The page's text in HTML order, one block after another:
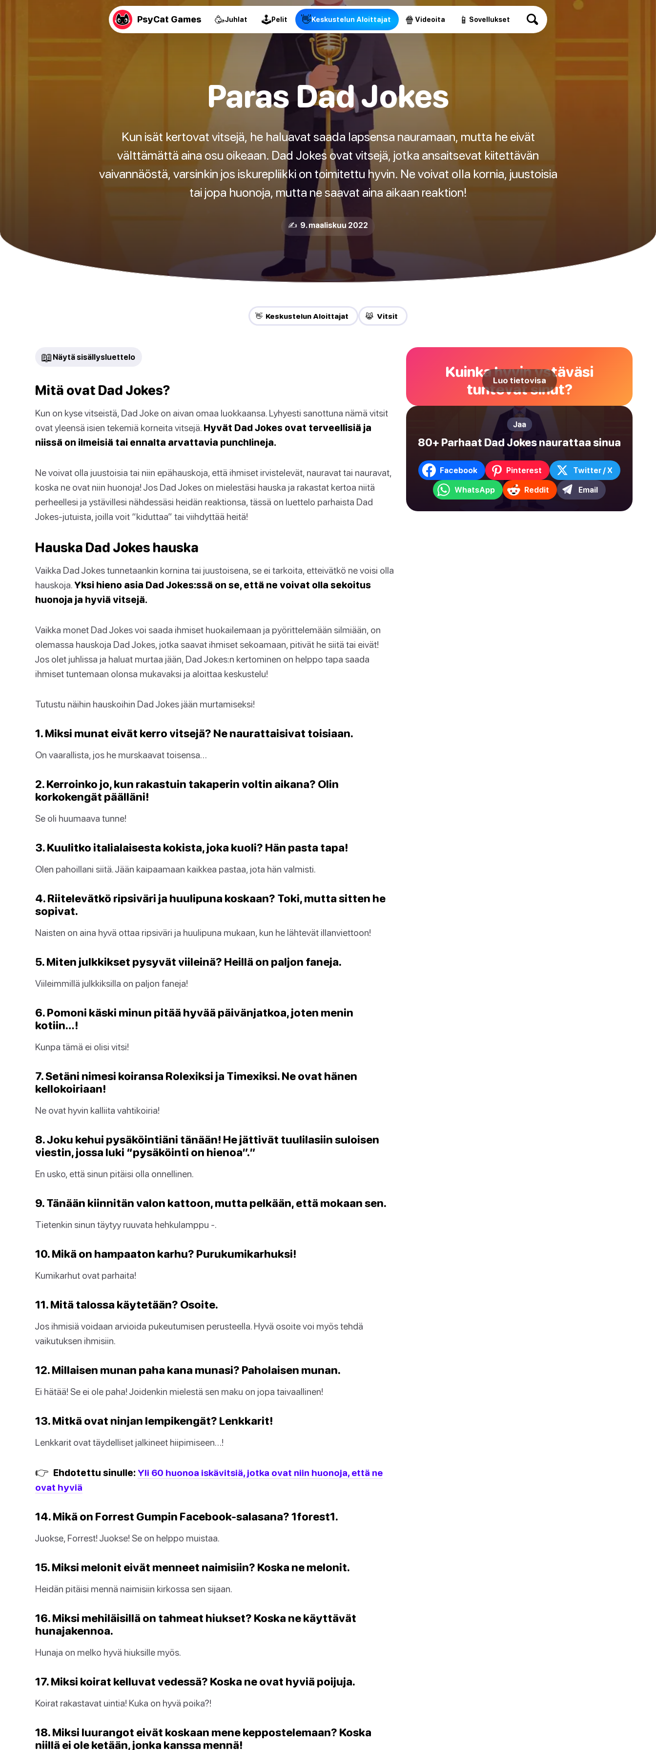
PsyCat Games 🥳Juhlat 🕹Pelit 👋Keskustelun Aloittajat 🍿 Videoita 📱 Sovellukset
Paras Dad Jokes
Kun isät kertovat vitsejä, he haluavat saada lapsensa nauramaan, mutta he eivät
välttämättä aina osu oikeaan. Dad Jokes ovat vitsejä, jotka ansaitsevat kiitettävän
vaivannäöstä, varsinkin jos iskurepliikki on toimitettu hyvin. Ne voivat olla kornia, juustoisia
tai jopa huonoja, mutta ne saavat aina aikaan reaktion!
✍️ 9. maaliskuu 2022
👋 Keskustelun Aloittajat 😹 Vitsit
📖 Näytä sisällysluettelo
Mitä ovat Dad Jokes?
Kun on kyse vitseistä, Dad Joke on aivan omaa luokkaansa. Lyhyesti sanottuna nämä vitsit
ovat yleensä isien tekemiä korneita vitsejä. Hyvät Dad Jokes ovat terveellisiä ja
niissä on ilmeisiä tai ennalta arvattavia punchlineja.
Ne voivat olla juustoisia tai niin epähauskoja, että ihmiset irvistelevät, nauravat tai nauravat,
koska ne ovat niin huonoja! Jos Dad Jokes on mielestäsi hauska ja rakastat kertoa niitä
perheellesi ja ystävillesi nähdessäsi heidän reaktionsa, tässä on luettelo parhaista Dad
Jokes-jutuista, joilla voit “kiduttaa” tai viihdyttää heitä!
Hauska Dad Jokes hauska
Vaikka Dad Jokes tunnetaankin kornina tai juustoisena, se ei tarkoita, etteivätkö ne voisi olla
hauskoja. Yksi hieno asia Dad Jokes:ssä on se, että ne voivat olla sekoitus
huonoja ja hyviä vitsejä.
Vaikka monet Dad Jokes voi saada ihmiset huokailemaan ja pyörittelemään silmiään, on
olemassa hauskoja Dad Jokes, jotka saavat ihmiset sekoamaan, pitivät he siitä tai eivät!
Jos olet juhlissa ja haluat murtaa jään, Dad Jokes:n kertominen on helppo tapa saada
ihmiset tuntemaan olonsa mukavaksi ja aloittaa keskustelu!
Tutustu näihin hauskoihin Dad Jokes jään murtamiseksi!
1. Miksi munat eivät kerro vitsejä? Ne naurattaisivat toisiaan.
On vaarallista, jos he murskaavat toisensa…
2. Kerroinko jo, kun rakastuin takaperin voltin aikana? Olin
korkokengät päälläni!
Se oli huumaava tunne!
3. Kuulitko italialaisesta kokista, joka kuoli? Hän pasta tapa!
Olen pahoillani siitä. Jään kaipaamaan kaikkea pastaa, jota hän valmisti.
4. Riitelevätkö ripsiväri ja huulipuna koskaan? Toki, mutta sitten he
sopivat.
Naisten on aina hyvä ottaa ripsiväri ja huulipuna mukaan, kun he lähtevät illanviettoon!
5. Miten julkkikset pysyvät viileinä? Heillä on paljon faneja.
Viileimmillä julkkiksilla on paljon faneja!
6. Pomoni käski minun pitää hyvää päivänjatkoa, joten menin
kotiin…!
Kunpa tämä ei olisi vitsi!
7. Setäni nimesi koiransa Rolexiksi ja Timexiksi. Ne ovat hänen
kellokoiriaan!
Ne ovat hyvin kalliita vahtikoiria!
8. Joku kehui pysäköintiäni tänään! He jättivät tuulilasiin suloisen
viestin, jossa luki “pysäköinti on hienoa”.”
En usko, että sinun pitäisi olla onnellinen.
9. Tänään kiinnitän valon kattoon, mutta pelkään, että mokaan sen.
Tietenkin sinun täytyy ruuvata hehkulamppu -.
10. Mikä on hampaaton karhu? Purukumikarhuksi!
Kumikarhut ovat parhaita!
11. Mitä talossa käytetään? Osoite.
Jos ihmisiä voidaan arvioida pukeutumisen perusteella. Hyvä osoite voi myös tehdä
vaikutuksen ihmisiin.
12. Millaisen munan paha kana munasi? Paholaisen munan.
Ei hätää! Se ei ole paha! Joidenkin mielestä sen maku on jopa taivaallinen!
13. Mitkä ovat ninjan lempikengät? Lenkkarit!
Lenkkarit ovat täydelliset jalkineet hiipimiseen…!
👉 Ehdotettu sinulle: Yli 60 huonoa iskävitsiä, jotka ovat niin huonoja, että ne
ovat hyviä
14. Mikä on Forrest Gumpin Facebook-salasana? 1forest1.
Juokse, Forrest! Juokse! Se on helppo muistaa.
15. Miksi melonit eivät menneet naimisiin? Koska ne melonit.
Heidän pitäisi mennä naimisiin kirkossa sen sijaan.
16. Miksi mehiläisillä on tahmeat hiukset? Koska ne käyttävät
hunajakennoa.
Hunaja on melko hyvä hiuksille myös.
17. Miksi koirat kelluvat vedessä? Koska ne ovat hyviä poijuja.
Koirat rakastavat uintia! Kuka on hyvä poika?!
18. Miksi luurangot eivät koskaan mene keppostelemaan? Koska
niillä ei ole ketään, jonka kanssa mennä!
Kuinka hyvin ystäväsi
tuntevat sinut?
Luo tietovisa
Jaa
80+ Parhaat Dad Jokes naurattaa sinua
Facebook Pinterest Twitter / X
WhatsApp Reddit Email